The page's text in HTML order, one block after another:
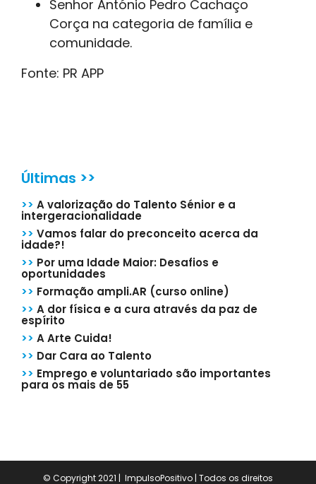
Senhor António Pedro Cachaço
Corça na categoria de família e
comunidade.
Fonte: PR APP
Últimas >>
>> A valorização do Talento Sénior e a
intergeracionalidade
>> Vamos falar do preconceito acerca da
idade?!
>> Por uma Idade Maior: Desafios e
oportunidades
>> Formação ampli.AR (curso online)
>> A dor física e a cura através da paz de
espírito
>> A Arte Cuida!
>> Dar Cara ao Talento
>> Emprego e voluntariado são importantes
para os mais de 55
© Copyright 2021 | ImpulsoPositivo | Todos os direitos